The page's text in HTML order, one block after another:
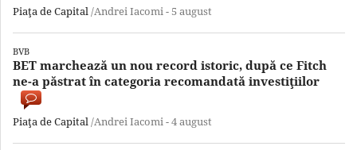
Piaţa de Capital/Andrei Iacomi - 5 august
BVB
BET marchează un nou record istoric, după ce Fitch
ne-a păstrat în categoria recomandată investiţiilor
Piaţa de Capital/Andrei Iacomi -4 august